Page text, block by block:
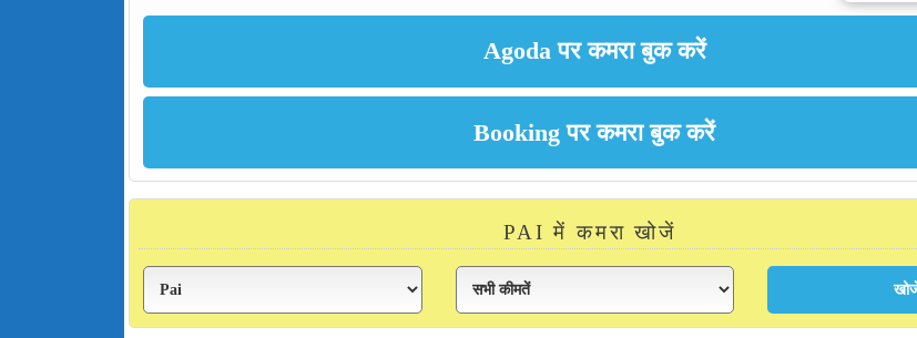
PAI में कमरा खोजें